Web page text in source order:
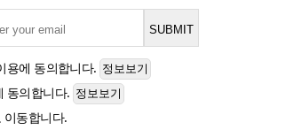
용에 동의합니다.
동의합니다.
이동합니다.